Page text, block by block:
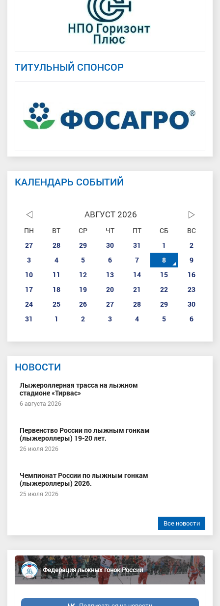
ТИТУЛЬНЫЙ СПОНСОР
КАЛЕНДАРЬ СОБЫТИЙ
АВГУСТ 2026
ПН ВТ СР ЧТ ПТ СБ
ВС
27
28 29 30 31 1
2
3
4 5 6 7 8
9
10
11 12 13 14 15
16
17
18 19 20 21 22
23
24
25 26 27 28 29
30
31
1 2 3 4 5 6
НОВОСТИ
Лыжероллерная трасса на лыжном
стадионе «Тирвас»
6 августа 2026
Первенство России по лыжным гонкам
(лыжероллеры) 19-20 лет.
26 июля 2026
Чемпионат России по лыжным гонкам
(лыжероллеры) 2026.
25 июля 2026
Все новости
Федерация лыжных гонок России